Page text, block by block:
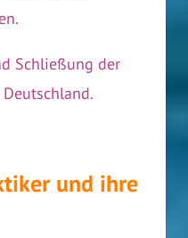
Schließung der
und ihre